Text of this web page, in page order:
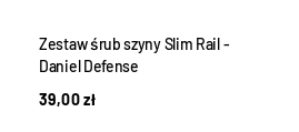
Zestaw śrub szyny Slim Rail -
Daniel Defense
39,00zł